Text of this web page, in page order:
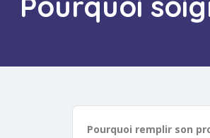
Pourquoi remplir son